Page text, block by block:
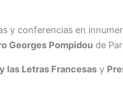
y conferencias en
Georges Pompidou de
las Letras Francesas y